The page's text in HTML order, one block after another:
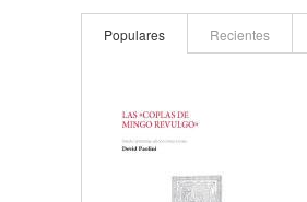
Populares Recientes